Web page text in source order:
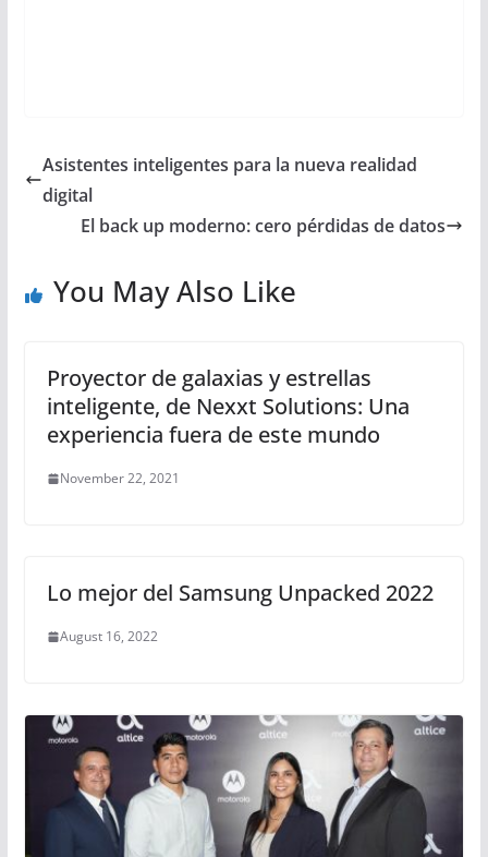
Asistentes inteligentes para la nueva realidad
digital
El back up moderno: cero pérdidas de datos
You May Also Like
Proyector de galaxias y estrellas
inteligente, de Nexxt Solutions: Una
experiencia fuera de este mundo
November 22, 2021
Lo mejor del Samsung Unpacked 2022
August 16, 2022